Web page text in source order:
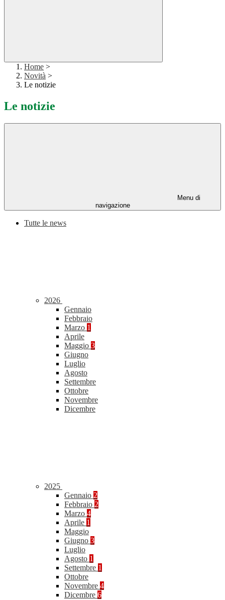
Home >
Novità >
Le notizie
Le notizie
Menu di
navigazione
Tutte le news
2026
Gennaio
Febbraio
Marzo 1
Aprile
Maggio 3
Giugno
Luglio
Agosto
Settembre
Ottobre
Novembre
Dicembre
2025
Gennaio 2
Febbraio 2
Marzo 4
Aprile 1
Maggio
Giugno 3
Luglio
Agosto 1
Settembre 1
Ottobre
Novembre 4
Dicembre 6